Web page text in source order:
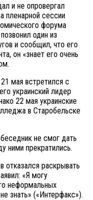
и не опровергал
пленарной сессии
форума
один из
и сообщил, что его
он «знает его очень
мая встретился с
украинский лидер
22 мая украинские
в Старобельске
не смог дать
ними прекратились.
раскрывать
«Я могу
неформальных
знать» («Интерфакс»).